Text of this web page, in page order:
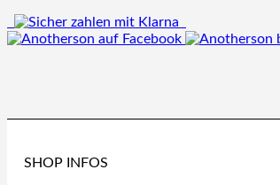
SHOP INFOS